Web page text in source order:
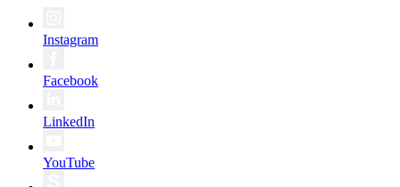
Instagram
Facebook
LinkedIn
YouTube